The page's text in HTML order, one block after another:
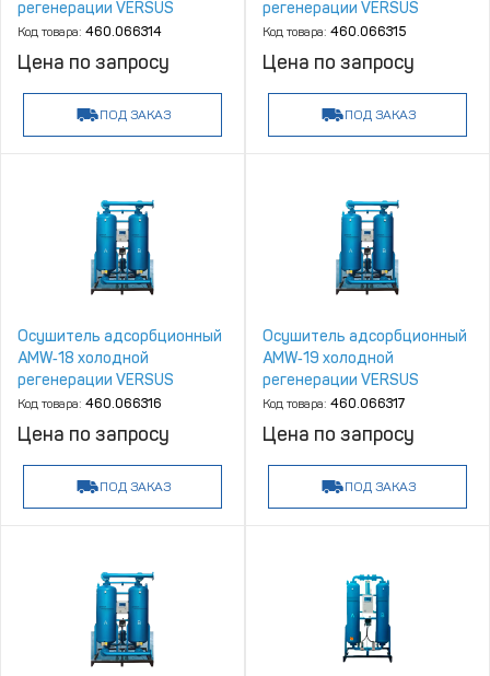
регенерации VERSUS
Kompressoren
Код товара: 460.066314
Цена по запросу
ПОД ЗАКАЗ
регенерации VERSUS
Kompressoren
Код товара: 460.066315
Цена по запросу
ПОД ЗАКАЗ
Осушитель адсорбционный
AMW‑18 холодной
регенерации VERSUS
Kompressoren
Код товара: 460.066316
Цена по запросу
ПОД ЗАКАЗ
Осушитель адсорбционный
AMW‑19 холодной
регенерации VERSUS
Kompressoren
Код товара: 460.066317
Цена по запросу
ПОД ЗАКАЗ